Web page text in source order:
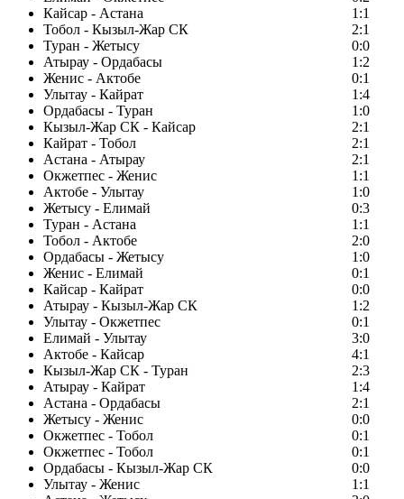
Кайсар - Астана
1:1
Тобол - Кызыл-Жар СК
2:1
Туран - Жетысу
0:0
Атырау - Ордабасы
1:2
Женис - Актобе
0:1
Улытау - Кайрат
1:4
Ордабасы - Туран
1:0
Кызыл-Жар СК - Кайсар
2:1
Кайрат - Тобол
2:1
Астана - Атырау
2:1
Окжетпес - Женис
1:1
Актобе - Улытау
1:0
Жетысу - Елимай
0:3
Туран - Астана
1:1
Тобол - Актобе
2:0
Ордабасы - Жетысу
1:0
Женис - Елимай
0:1
Кайсар - Кайрат
0:0
Атырау - Кызыл-Жар СК
1:2
Улытау - Окжетпес
0:1
Елимай - Улытау
3:0
Актобе - Кайсар
4:1
Кызыл-Жар СК - Туран
2:3
Атырау - Кайрат
1:4
Астана - Ордабасы
2:1
Жетысу - Женис
0:0
Окжетпес - Тобол
0:1
Окжетпес - Тобол
0:1
Ордабасы - Кызыл-Жар СК
0:0
Улытау - Женис
1:1